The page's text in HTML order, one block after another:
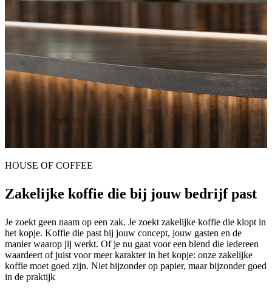
Carmen
Van klassiek tot karaktervol
Met Carmen Classic en Carmen Superieur speel je in op smaak,
karakter.
Kies zakelijke koffie die past bij jouw
bedrijf
Iedere koffie een eigen smaak en karakter